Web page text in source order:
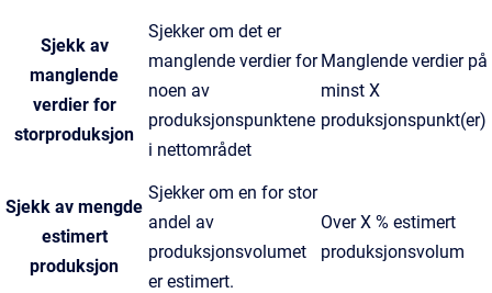
Sjekk av
manglende
verdier for
storproduksjon
Sjekker om det er
manglende verdier for
noen av
produksjonspunktene
i nettområdet
Manglende verdier på
minst X
produksjonspunkt(er)
Sjekk av mengde
estimert
produksjon
Sjekker om en for stor
andel av
produksjonsvolumet
er estimert.
Over X % estimert
produksjonsvolum